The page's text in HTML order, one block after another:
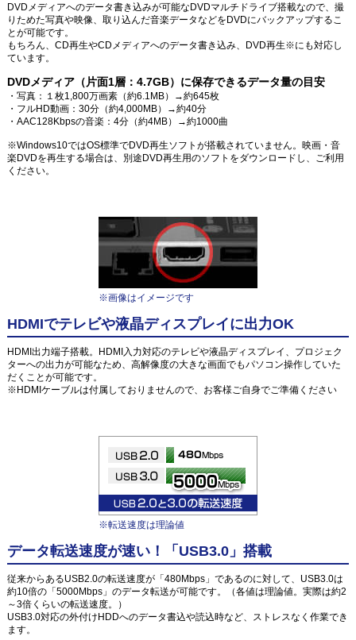
DVDメディアへのデータ書き込みが可能なDVDマルチドライブ搭載なので、撮
りためた写真や映像、取り込んだ音楽データなどをDVDにバックアップするこ
とが可能です。
もちろん、CD再生やCDメディアへのデータ書き込み、DVD再生※にも対応し
ています。
DVDメディア（片面1層：4.7GB）に保存できるデータ量の目安
・写真：１枚1,800万画素（約6.1MB）→約645枚
・フルHD動画：30分（約4,000MB）→約40分
・AAC128Kbpsの音楽：4分（約4MB）→約1000曲
※Windows10ではOS標準でDVD再生ソフトが搭載されていません。映画・音
楽DVDを再生する場合は、別途DVD再生用のソフトをダウンロードし、ご利用
ください。
※画像はイメージです
HDMIでテレビや液晶ディスプレイに出力OK
HDMI出力端子搭載。HDMI入力対応のテレビや液晶ディスプレイ、プロジェク
ターへの出力が可能なため、高解像度の大きな画面でもパソコン操作していた
だくことが可能です。
※HDMIケーブルは付属しておりませんので、お客様ご自身でご準備ください
※転送速度は理論値
データ転送速度が速い！「USB3.0」搭載
従来からあるUSB2.0の転送速度が「480Mbps」であるのに対して、USB3.0は
約10倍の「5000Mbps」のデータ転送が可能です。（各値は理論値。実際は約2
～3倍くらいの転送速度。）
USB3.0対応の外付けHDDへのデータ書込や読込時など、ストレスなく作業でき
ます。